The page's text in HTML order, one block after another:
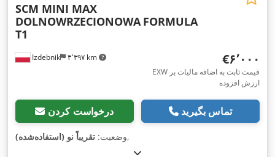
Izdebnik ۳٬۳۹۷ km
SCM MINI MAX
DOLNOWRZECIONOWA FORMULA
T1
‎€۶٬۰۰۰
EXW قیمت ثابت به اضافه مالیات بر
ارزش افزوده
درخواست کردن تماس بگیرید
وضعیت: تقریباً نو (استفاده‌شده) ,